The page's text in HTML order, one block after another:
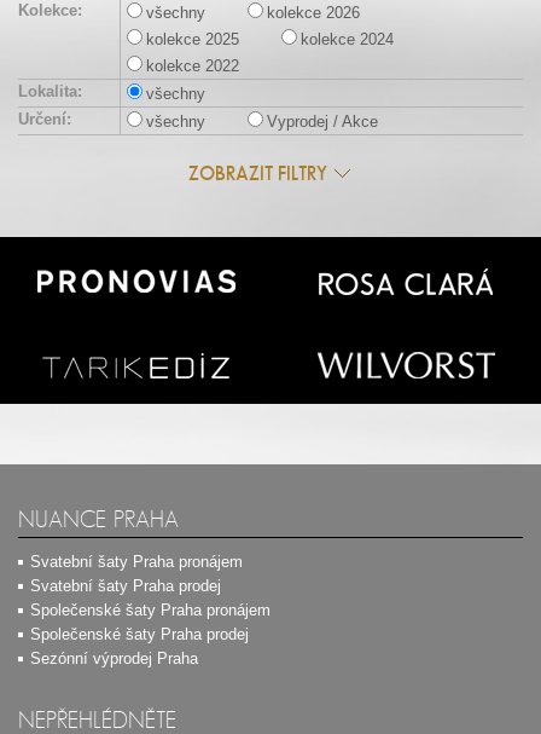
Kolekce:
všechny
kolekce 2026
kolekce 2025
kolekce 2024
kolekce 2022
Lokalita:
všechny
Určení:
všechny Vyprodej / Akce
ZOBRAZIT FILTRY
NUANCE PRAHA
Svatební šaty Praha pronájem
Svatební šaty Praha prodej
Společenské šaty Praha pronájem
Společenské šaty Praha prodej
Sezónní výprodej Praha
NEPŘEHLÉDNĚTE